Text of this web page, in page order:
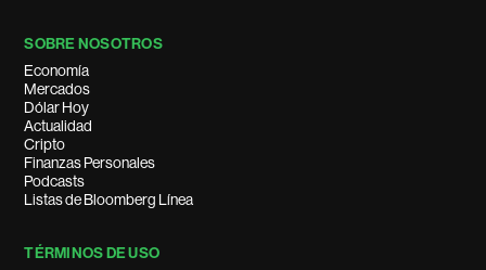
SOBRE NOSOTROS
Economía
Mercados
Dólar Hoy
Actualidad
Cripto
Finanzas Personales
Podcasts
Listas de Bloomberg Línea
TÉRMINOS DE USO